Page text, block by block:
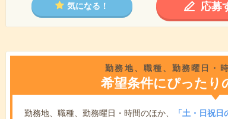
気になる！ 応募
勤務地、職種、勤務曜日・
希望条件にぴったり
勤務地、職種、勤務曜日・時間のほか、 「土・日祝日